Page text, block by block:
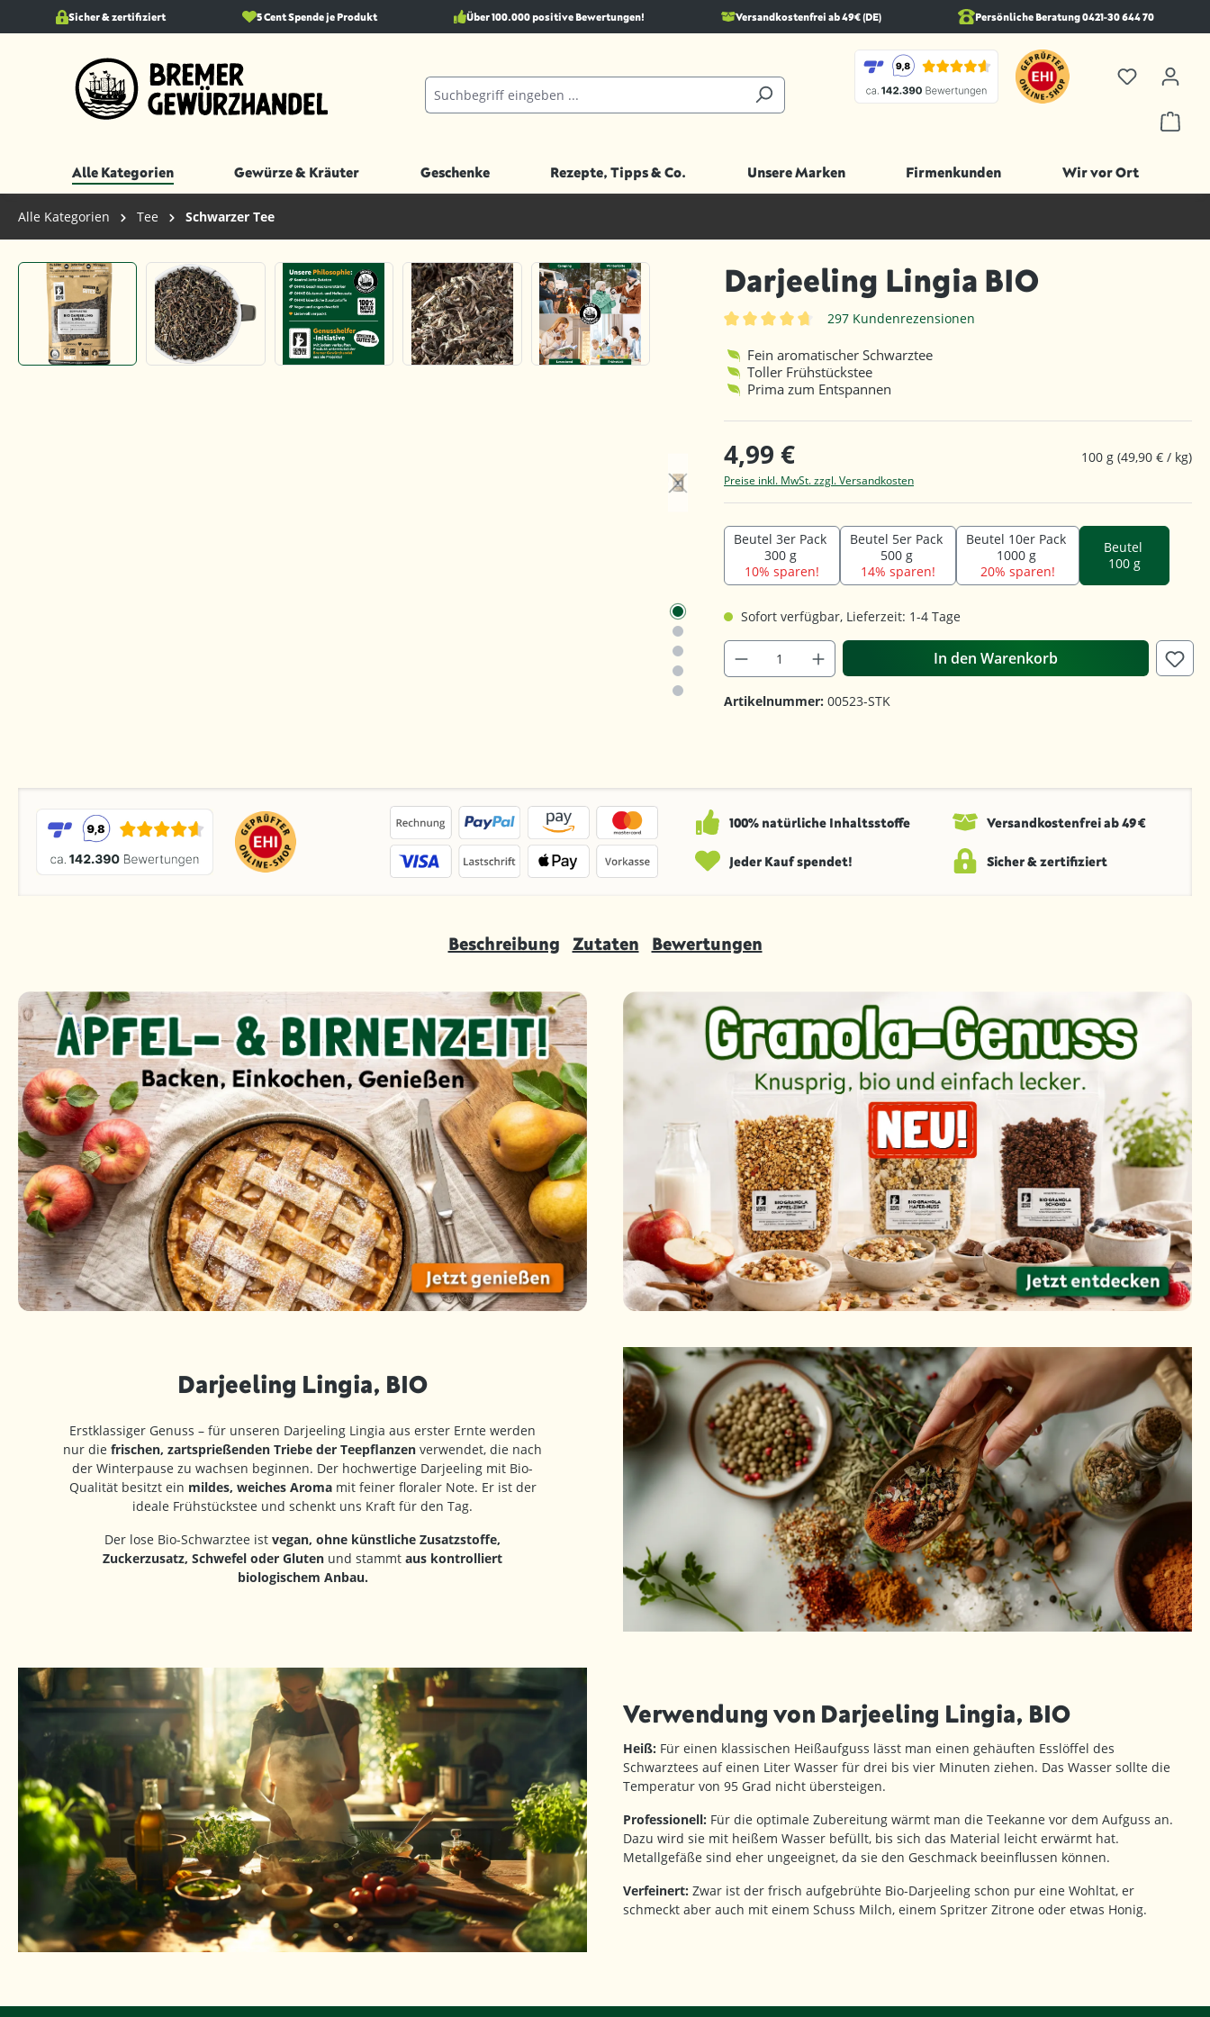
Zur Hauptnavigation springen
Sicher & zertifiziert 5 Cent Spende je Produkt Über 100.000 positive Bewertungen! Versandkostenfrei ab 49€ (DE) Persönliche Beratung 0421-30 644 70
Alle Kategorien Gewürze & Kräuter Geschenke Rezepte, Tipps & Co. Unsere Marken Firmenkunden Wir vor Ort
Alle Kategorien Tee Schwarzer Tee
Bildergalerie überspringen Darjeeling Lingia BIO
297 Kundenrezensionen
Fein aromatischer Schwarztee
Toller Frühstückstee
Prima zum Entspannen
4,99 € 100 g (49,90 € / kg)
Preise inkl. MwSt. zzgl. Versandkosten
Beutel 3er Pack
300 g
10% sparen!
Beutel 5er Pack
500 g
14% sparen!
Beutel 10er Pack
1000 g
20% sparen!
Beutel
100 g
Sofort verfügbar, Lieferzeit: 1-4 Tage
In den Warenkorb
Artikelnummer: 00523-STK
100% natürliche Inhaltsstoffe Versandkosten­frei ab 49 €
Jeder Kauf spendet! Sicher & zertifiziert
Beschreibung Zutaten Bewertungen
Darjeeling Lingia, BIO
Erstklassiger Genuss – für unseren Darjeeling Lingia aus erster Ernte werden
nur die frischen, zartsprießenden Triebe der Teepflanzen verwendet, die nach
der Winterpause zu wachsen beginnen. Der hochwertige Darjeeling mit Bio-
Qualität besitzt ein mildes, weiches Aromamit feiner floraler Note. Er ist der
ideale Frühstückstee und schenkt uns Kraft für den Tag.
Der lose Bio-Schwarztee ist vegan, ohne künstliche Zusatzstoffe,
Zuckerzusatz, Schwefel oder Gluten und stammt aus kontrolliert
biologischem Anbau.
Verwendung von Darjeeling Lingia, BIO
Heiß: Für einen klassischen Heißaufguss lässt man einen gehäuften Esslöffel des
Schwarztees auf einen Liter Wasser für drei bis vier Minuten ziehen. Das Wasser sollte die
Temperatur von 95 Grad nicht übersteigen.
Professionell: Für die optimale Zubereitung wärmt man die Teekanne vor dem Aufguss an.
Dazu wird sie mit heißem Wasser befüllt, bis sich das Material leicht erwärmt hat.
Metallgefäße sind eher ungeeignet, da sie den Geschmack beeinflussen können.
Verfeinert: Zwar ist der frisch aufgebrühte Bio-Darjeeling schon pur eine Wohltat, er
schmeckt aber auch mit einem Schuss Milch, einem Spritzer Zitrone oder etwas Honig.